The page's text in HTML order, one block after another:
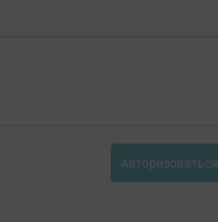
Авторизоваться